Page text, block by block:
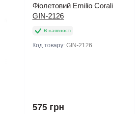
Фіолетовий Emilio Corali
GIN-2126
В наявності
Код товару: GIN-2126
575 грн